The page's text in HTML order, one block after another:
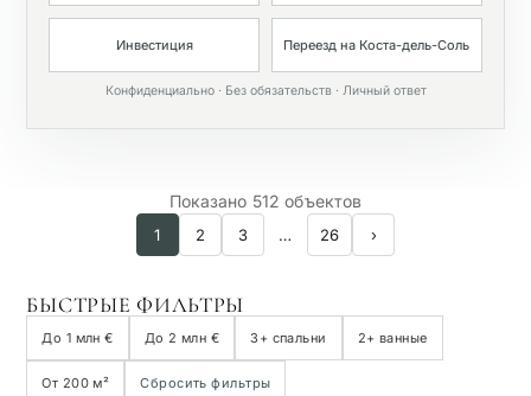
Инвестиция Переезд на Коста-дель-Соль
Конфиденциально · Без обязательств · Личный ответ
Показано 512 объектов
1 2 3 … 26 ›
БЫСТРЫЕ ФИЛЬТРЫ
До 1 млн € До 2 млн € 3+ спальни 2+ ванные
От 200 м² Сбросить фильтры